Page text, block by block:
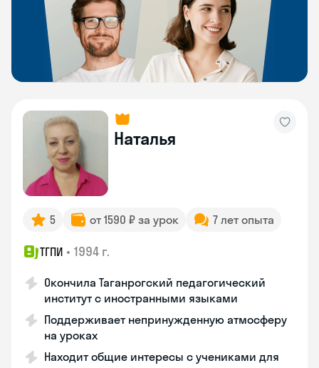
Наталья
5 от 1590 ₽ за урок 7 лет опыта
ТГПИ • 1994 г.
Окончила Таганрогский педагогический
институт с иностранными языками
Поддерживает непринужденную атмосферу
на уроках
Находит общие интересы с учениками для